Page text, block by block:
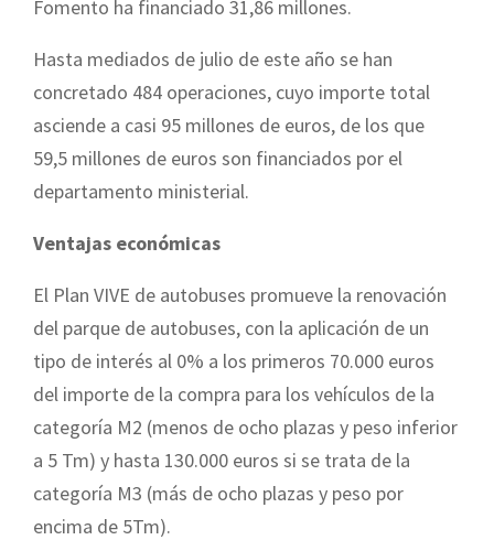
Fomento ha financiado 31,86 millones.
Hasta mediados de julio de este año se han
concretado 484 operaciones, cuyo importe total
asciende a casi 95 millones de euros, de los que
59,5 millones de euros son financiados por el
departamento ministerial.
Ventajas económicas
El Plan VIVE de autobuses promueve la renovación
del parque de autobuses, con la aplicación de un
tipo de interés al 0% a los primeros 70.000 euros
del importe de la compra para los vehículos de la
categoría M2 (menos de ocho plazas y peso inferior
a 5 Tm) y hasta 130.000 euros si se trata de la
categoría M3 (más de ocho plazas y peso por
encima de 5Tm).